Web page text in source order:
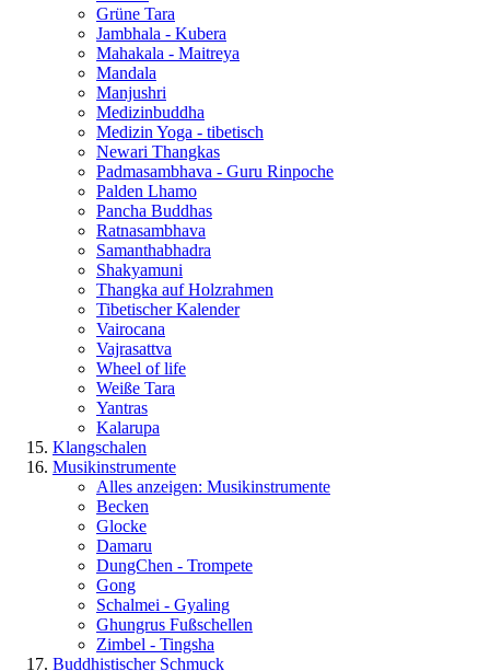
Grüne Tara
Jambhala - Kubera
Mahakala - Maitreya
Mandala
Manjushri
Medizinbuddha
Medizin Yoga - tibetisch
Newari Thangkas
Padmasambhava - Guru Rinpoche
Palden Lhamo
Pancha Buddhas
Ratnasambhava
Samanthabhadra
Shakyamuni
Thangka auf Holzrahmen
Tibetischer Kalender
Vairocana
Vajrasattva
Wheel of life
Weiße Tara
Yantras
Kalarupa
Klangschalen
Musikinstrumente
Alles anzeigen: Musikinstrumente
Becken
Glocke
Damaru
DungChen - Trompete
Gong
Schalmei - Gyaling
Ghungrus Fußschellen
Zimbel - Tingsha
Buddhistischer Schmuck